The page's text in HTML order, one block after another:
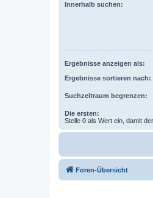
Innerhalb suchen:
Ergebnisse anzeigen als:
Ergebnisse sortieren nach:
Suchzeitraum begrenzen:
Die ersten:
Stelle 0 als Wert ein, damit
Foren-Übersicht